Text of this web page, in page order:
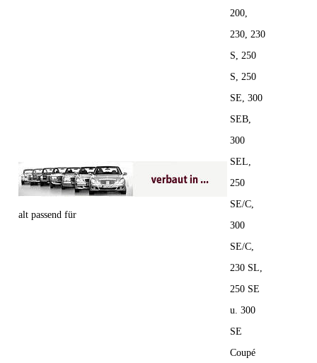
alt passend für
200,
230, 230
S, 250
S, 250
SE, 300
SEB,
300
SEL,
250
SE/C,
300
SE/C,
230 SL,
250 SE
u. 300
SE
Coupé